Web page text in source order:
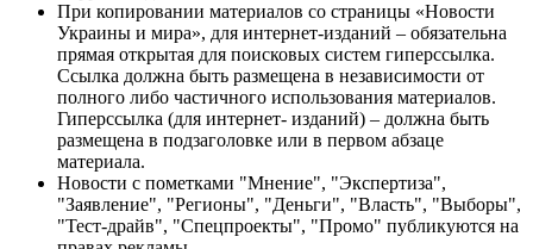
При копировании материалов со страницы «Новости
Украины и мира», для интернет-изданий – обязательна
прямая открытая для поисковых систем гиперссылка.
Ссылка должна быть размещена в независимости от
полного либо частичного использования материалов.
Гиперссылка (для интернет- изданий) – должна быть
размещена в подзаголовке или в первом абзаце
материала.
Новости с пометками "Мнение", "Экспертиза",
"Заявление", "Регионы", "Деньги", "Власть", "Выборы",
"Тест-драйв", "Спецпроекты", "Промо" публикуются на